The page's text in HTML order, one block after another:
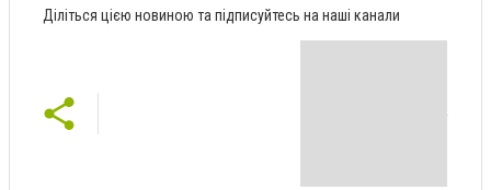
Діліться цією новиною та підписуйтесь на наші канали